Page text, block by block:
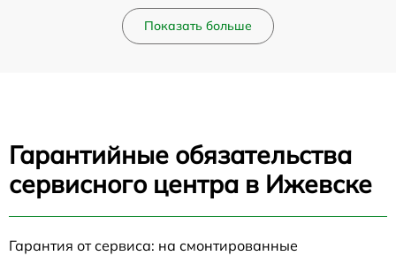
Показать больше
Гарантийные обязательства
сервисного центра в Ижевске
Гарантия от сервиса: на смонтированные